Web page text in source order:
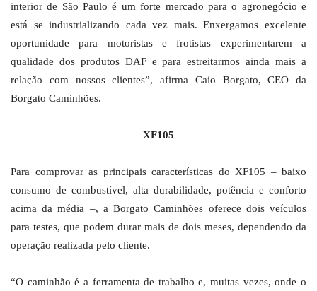
interior de São Paulo é um forte mercado para o agronegócio e
está se industrializando cada vez mais. Enxergamos excelente
oportunidade para motoristas e frotistas experimentarem a
qualidade dos produtos DAF e para estreitarmos ainda mais a
relação com nossos clientes”, afirma Caio Borgato, CEO da
Borgato Caminhões.
XF105
Para comprovar as principais características do XF105 – baixo
consumo de combustível, alta durabilidade, potência e conforto
acima da média –, a Borgato Caminhões oferece dois veículos
para testes, que podem durar mais de dois meses, dependendo da
operação realizada pelo cliente.
“O caminhão é a ferramenta de trabalho e, muitas vezes, onde o